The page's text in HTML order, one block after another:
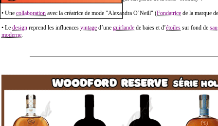
• Une collaboration avec la créatrice de mode "Alexandra O’Neill" (Fondatrice de la marque
• Le design reprend les influences vintage d’une guirlande de baies et d’étoiles sur fond de
moderne.